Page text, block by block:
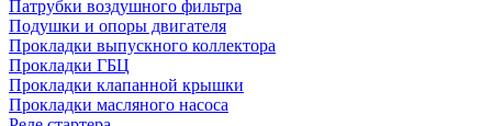
Патрубки воздушного фильтра
Подушки и опоры двигателя
Прокладки выпускного коллектора
Прокладки ГБЦ
Прокладки клапанной крышки
Прокладки масляного насоса